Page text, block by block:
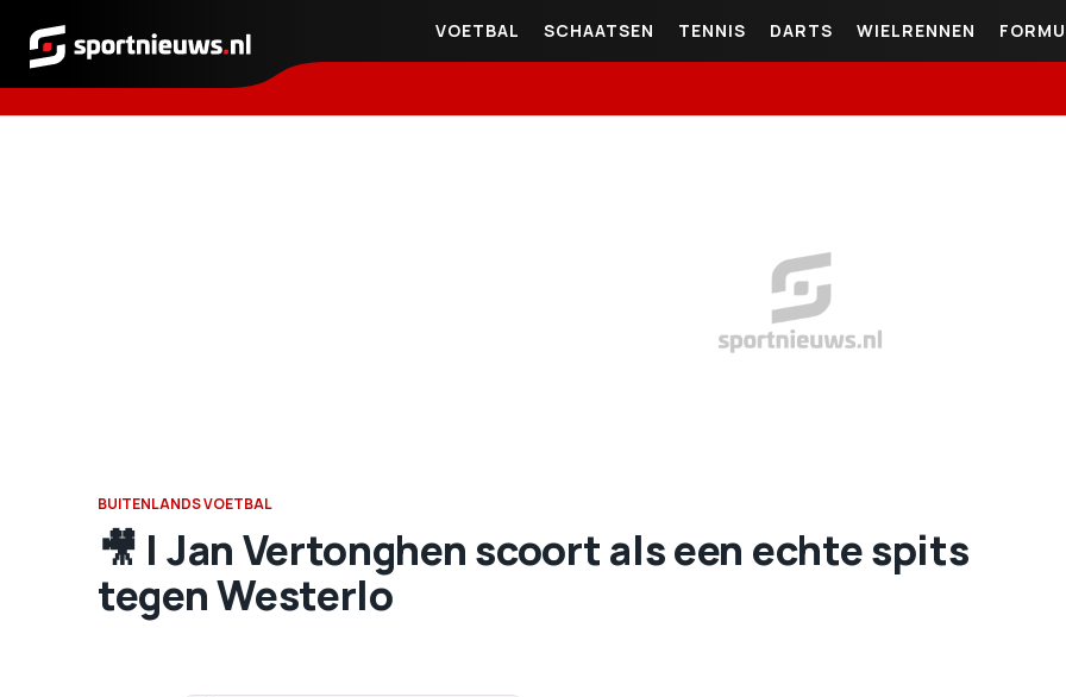
Sportnieuws.nl
VOETBAL SCHAATSEN TENNIS DARTS WIELRENNEN
BUITENLANDS VOETBAL
🎥 | Jan Vertonghen scoort als een echte spits
tegen Westerlo